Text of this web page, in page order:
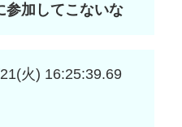
参加してこないな
火) 16:25:39.69